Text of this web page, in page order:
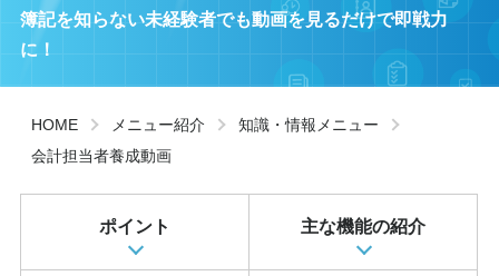
簿記を知らない未経験者でも動画を見るだけで即戦力
に！
HOME メニュー紹介
知識・情報メニュー
会計担当者養成動画
ポイント 主な機能の紹介